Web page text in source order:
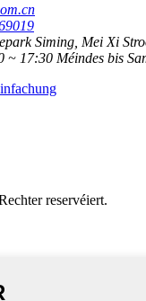
Siming, Mei Xi
~ 17:30 Méindes bis
reservéiert.